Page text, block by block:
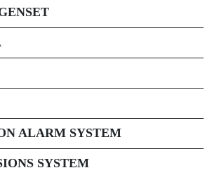
ALARM SYSTEM
SYSTEM